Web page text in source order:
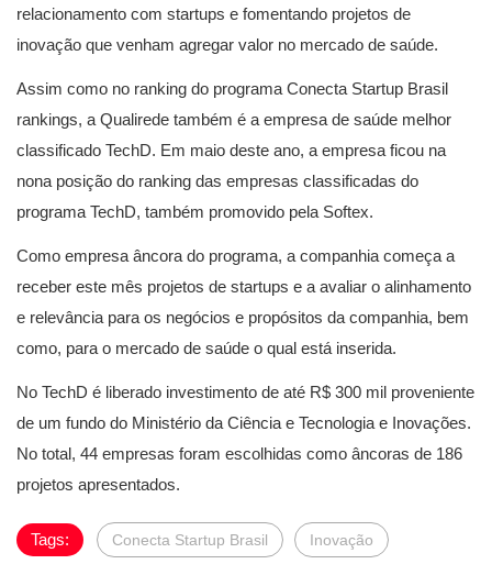
relacionamento com startups e fomentando projetos de
inovação que venham agregar valor no mercado de saúde.
Assim como no ranking do programa Conecta Startup Brasil
rankings, a Qualirede também é a empresa de saúde melhor
classificado TechD. Em maio deste ano, a empresa ficou na
nona posição do ranking das empresas classificadas do
programa TechD, também promovido pela Softex.
Como empresa âncora do programa, a companhia começa a
receber este mês projetos de startups e a avaliar o alinhamento
e relevância para os negócios e propósitos da companhia, bem
como, para o mercado de saúde o qual está inserida.
No TechD é liberado investimento de até R$ 300 mil proveniente
de um fundo do Ministério da Ciência e Tecnologia e Inovações.
No total, 44 empresas foram escolhidas como âncoras de 186
projetos apresentados.
Tags: Conecta Startup Brasil Inovação